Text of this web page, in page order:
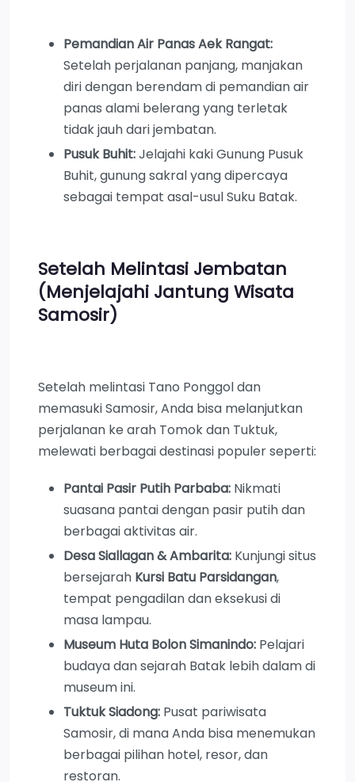
Pemandian Air Panas Aek Rangat:
Setelah perjalanan panjang, manjakan
diri dengan berendam di pemandian air
panas alami belerang yang terletak
tidak jauh dari jembatan.
Pusuk Buhit:Jelajahi kaki Gunung Pusuk
Buhit, gunung sakral yang dipercaya
sebagai tempat asal-usul Suku Batak.
Setelah Melintasi Jembatan
(Menjelajahi Jantung Wisata
Samosir)
Setelah melintasi Tano Ponggol dan
memasuki Samosir, Anda bisa melanjutkan
perjalanan ke arah Tomok dan Tuktuk,
melewati berbagai destinasi populer seperti:
Pantai Pasir Putih Parbaba: Nikmati
suasana pantai dengan pasir putih dan
berbagai aktivitas air.
Desa Siallagan & Ambarita: Kunjungi situs
bersejarah Kursi Batu Parsidangan,
tempat pengadilan dan eksekusi di
masa lampau.
Museum Huta Bolon Simanindo: Pelajari
budaya dan sejarah Batak lebih dalam di
museum ini.
Tuktuk Siadong: Pusat pariwisata
Samosir, di mana Anda bisa menemukan
berbagai pilihan hotel, resor, dan
restoran.